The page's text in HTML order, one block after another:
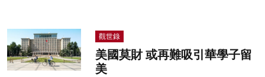
觀世錄
美國莫財 或再難吸引華學子留
美